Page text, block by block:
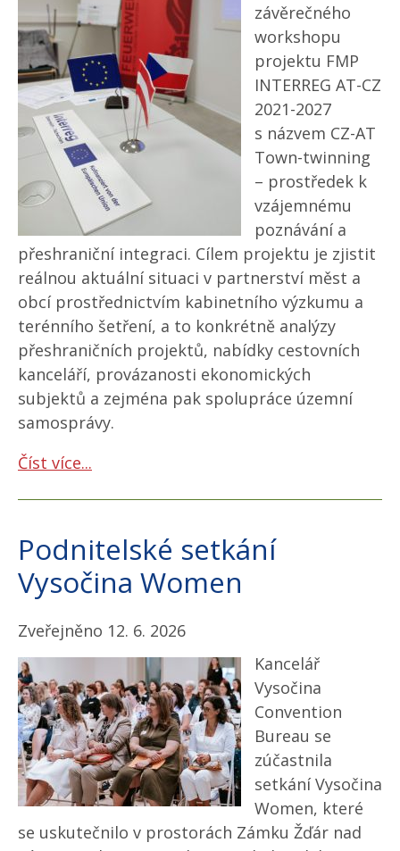
závěrečného
workshopu
projektu FMP
INTERREG AT-CZ
2021-2027
s názvem CZ-AT
Town-twinning
– prostředek k
vzájemnému
poznávání a
přeshraniční integraci. Cílem projektu je zjistit
reálnou aktuální situaci v partnerství měst a
obcí prostřednictvím kabinetního výzkumu a
terénního šetření, a to konkrétně analýzy
přeshraničních projektů, nabídky cestovních
kanceláří, provázanosti ekonomických
subjektů a zejména pak spolupráce územní
samosprávy.
Číst více...
Podnitelské setkání
Vysočina Women
Zveřejněno 12. 6. 2026
Kancelář
Vysočina
Convention
Bureau se
zúčastnila
setkání Vysočina
Women, které
se uskutečnilo v prostorách Zámku Žďár nad